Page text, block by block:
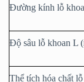
Đường kính lỗ
Độ sâu lỗ khoan L
Thể tích hóa chất